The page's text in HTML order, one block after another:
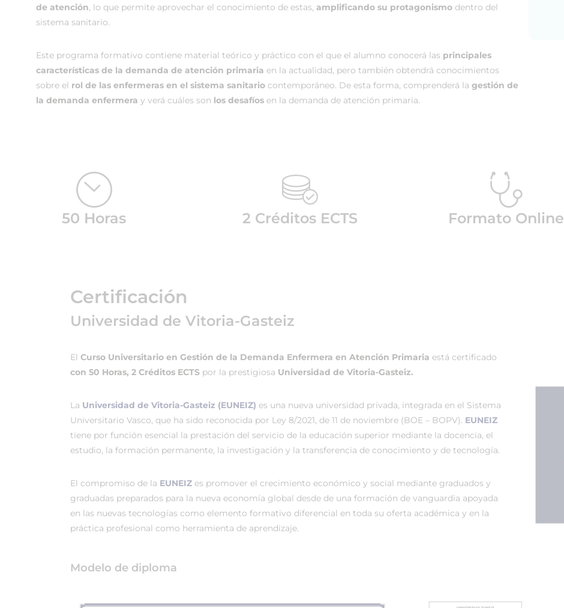
de atención, lo que permite aprovechar el conocimiento de estas, amplificando su protagonismo dentro del
sistema sanitario.
Este programa formativo contiene material teórico y práctico con el que el alumno conocerá las principales
características de la demanda de atención primaria en la actualidad, pero también obtendrá conocimientos
sobre el rol de las enfermeras en el sistema sanitario contemporáneo. De esta forma, comprenderá la gestión de
la demanda enfermera y verá cuáles son los desafíos en la demanda de atención primaria.
50 Horas 2 Créditos ECTS Formato Online
Certificación
Universidad de Vitoria-Gasteiz
El Curso Universitario en Gestión de la Demanda Enfermera en Atención Primaria está certificado
con 50 Horas, 2 Créditos ECTS por la prestigiosa Universidad de Vitoria-Gasteiz.
La Universidad de Vitoria-Gasteiz (EUNEIZ) es una nueva universidad privada, integrada en el Sistema
Universitario Vasco, que ha sido reconocida por Ley 8/2021, de 11 de noviembre (BOE – BOPV). EUNEIZ
tiene por función esencial la prestación del servicio de la educación superior mediante la docencia, el
estudio, la formación permanente, la investigación y la transferencia de conocimiento y de tecnología.
El compromiso de la EUNEIZ es promover el crecimiento económico y social mediante graduados y
graduadas preparados para la nueva economía global desde de una formación de vanguardia apoyada
en las nuevas tecnologías como elemento formativo diferencial en toda su oferta académica y en la
práctica profesional como herramienta de aprendizaje.
Modelo de diploma